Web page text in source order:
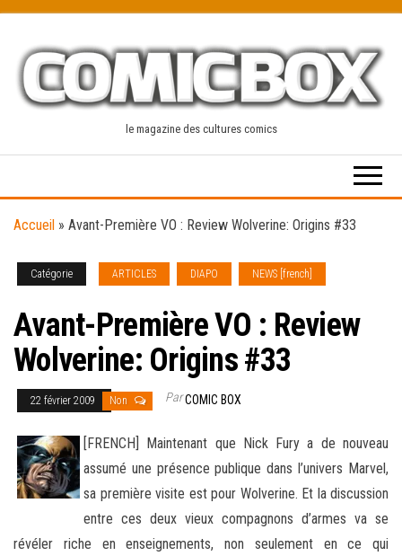
content
le magazine des cultures comics
Accueil » Avant-Première VO : Review Wolverine: Origins #33
Catégorie ARTICLES DIAPO NEWS [french]
Avant-Première VO : Review
Wolverine: Origins #33
22 février 2009 Non ParCOMIC BOX
[FRENCH] Maintenant que Nick Fury a de nouveau
assumé une présence publique dans l’univers Marvel,
sa première visite est pour Wolverine. Et la discussion
entre ces deux vieux compagnons d’armes va se
révéler riche en enseignements, non seulement en ce qui